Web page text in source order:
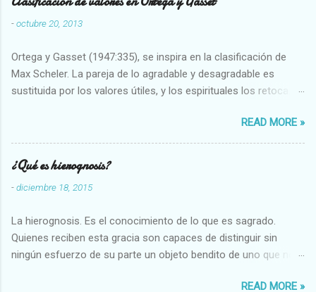
-octubre 20, 2013
Ortega y Gasset (1947:335), se inspira en la clasificación de
Max Scheler. La pareja de lo agradable y desagradable es
sustituida por los valores útiles, y los espirituales los retoca.
Abundante-Escaso,etc 2 VITALES Sano-Enfermo Selecto-
Vulgar Enérgico-Inerte Fuerte-Débil,etc. 3 ESPIRITUALES a)
Intelectuales Conocimiento-Error Exacto-Aproximado
Evidente-Probable,etc b) Morales Bueno-malo Bondadoso-
malvado Justo-Injusto Escrupuloso-Relajado Leal-Desleal,etc.
Armonioso-Inarmonioso 4 RELIGIOSOS Santo-Pr...
READ MORE »
¿Qué es hierognosis?
-diciembre 18, 2015
La hierognosis. Es el conocimiento de lo que es sagrado.
Quienes reciben esta gracia son capaces de distinguir sin
ningún esfuerzo de su parte un objeto bendito de uno que no
READ MORE »